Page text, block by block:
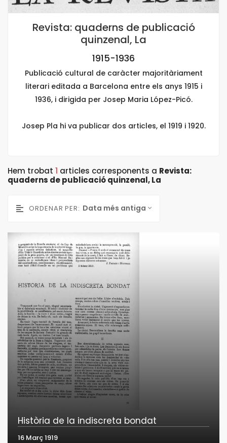
Revista: quaderns de publicació
quinzenal, La
1915-1936
Publicació cultural de caràcter majoritàriament
literari editada a Barcelona entre els anys 1915 i
1936, i dirigida per Josep Maria López-Picó.
Josep Pla hi va publicar dos articles, el 1919 i 1920.
Hem trobat 1 articles corresponents a Revista:
quaderns de publicació quinzenal, La
ORDENAR PER: Data més antiga
Història de la indiscreta bondat
16 Març 1919